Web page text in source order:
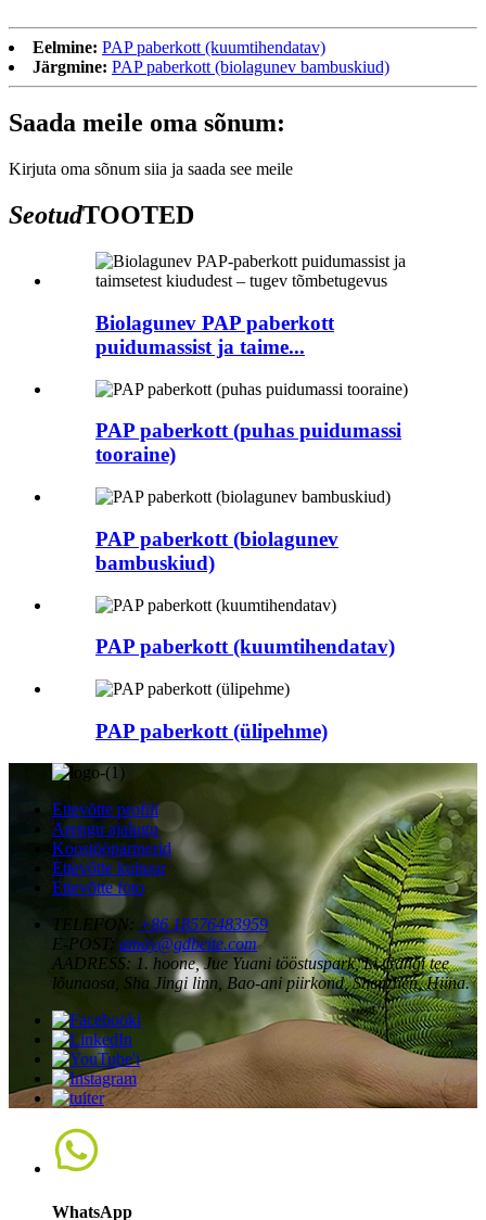
Eelmine: PAP paberkott (kuumtihendatav)
Järgmine: PAP paberkott (biolagunev bambuskiud)
Saada meile oma sõnum:
Kirjuta oma sõnum siia ja saada see meile
SeotudTOOTED
Biolagunev PAP paberkott
puidumassist ja taime...
PAP paberkott (puhas puidumassi
tooraine)
PAP paberkott (biolagunev
bambuskiud)
PAP paberkott (kuumtihendatav)
PAP paberkott (ülipehme)
Ettevõtte profiil
Arengu ajalugu
Koostööpartnerid
Ettevõtte kultuur
Ettevõtte foto
TELEFON: +86 18576483959
E-POST:
amay@gdbeite.com
AADRESS: 1. hoone, Jue Yuani tööstuspark, Li Gangi tee
lõunaosa, Sha Jingi linn, Bao-ani piirkond, Shenzhen, Hiina.
WhatsApp